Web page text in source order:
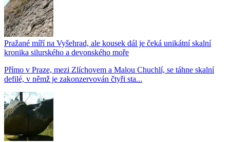
Pražané míří na Vyšehrad, ale kousek dál je čeká unikátní skalní
kronika silurského a devonského moře
Přímo v Praze, mezi Zlíchovem a Malou Chuchlí, se táhne skalní
defilé, v němž je zakonzervován čtyři sta...